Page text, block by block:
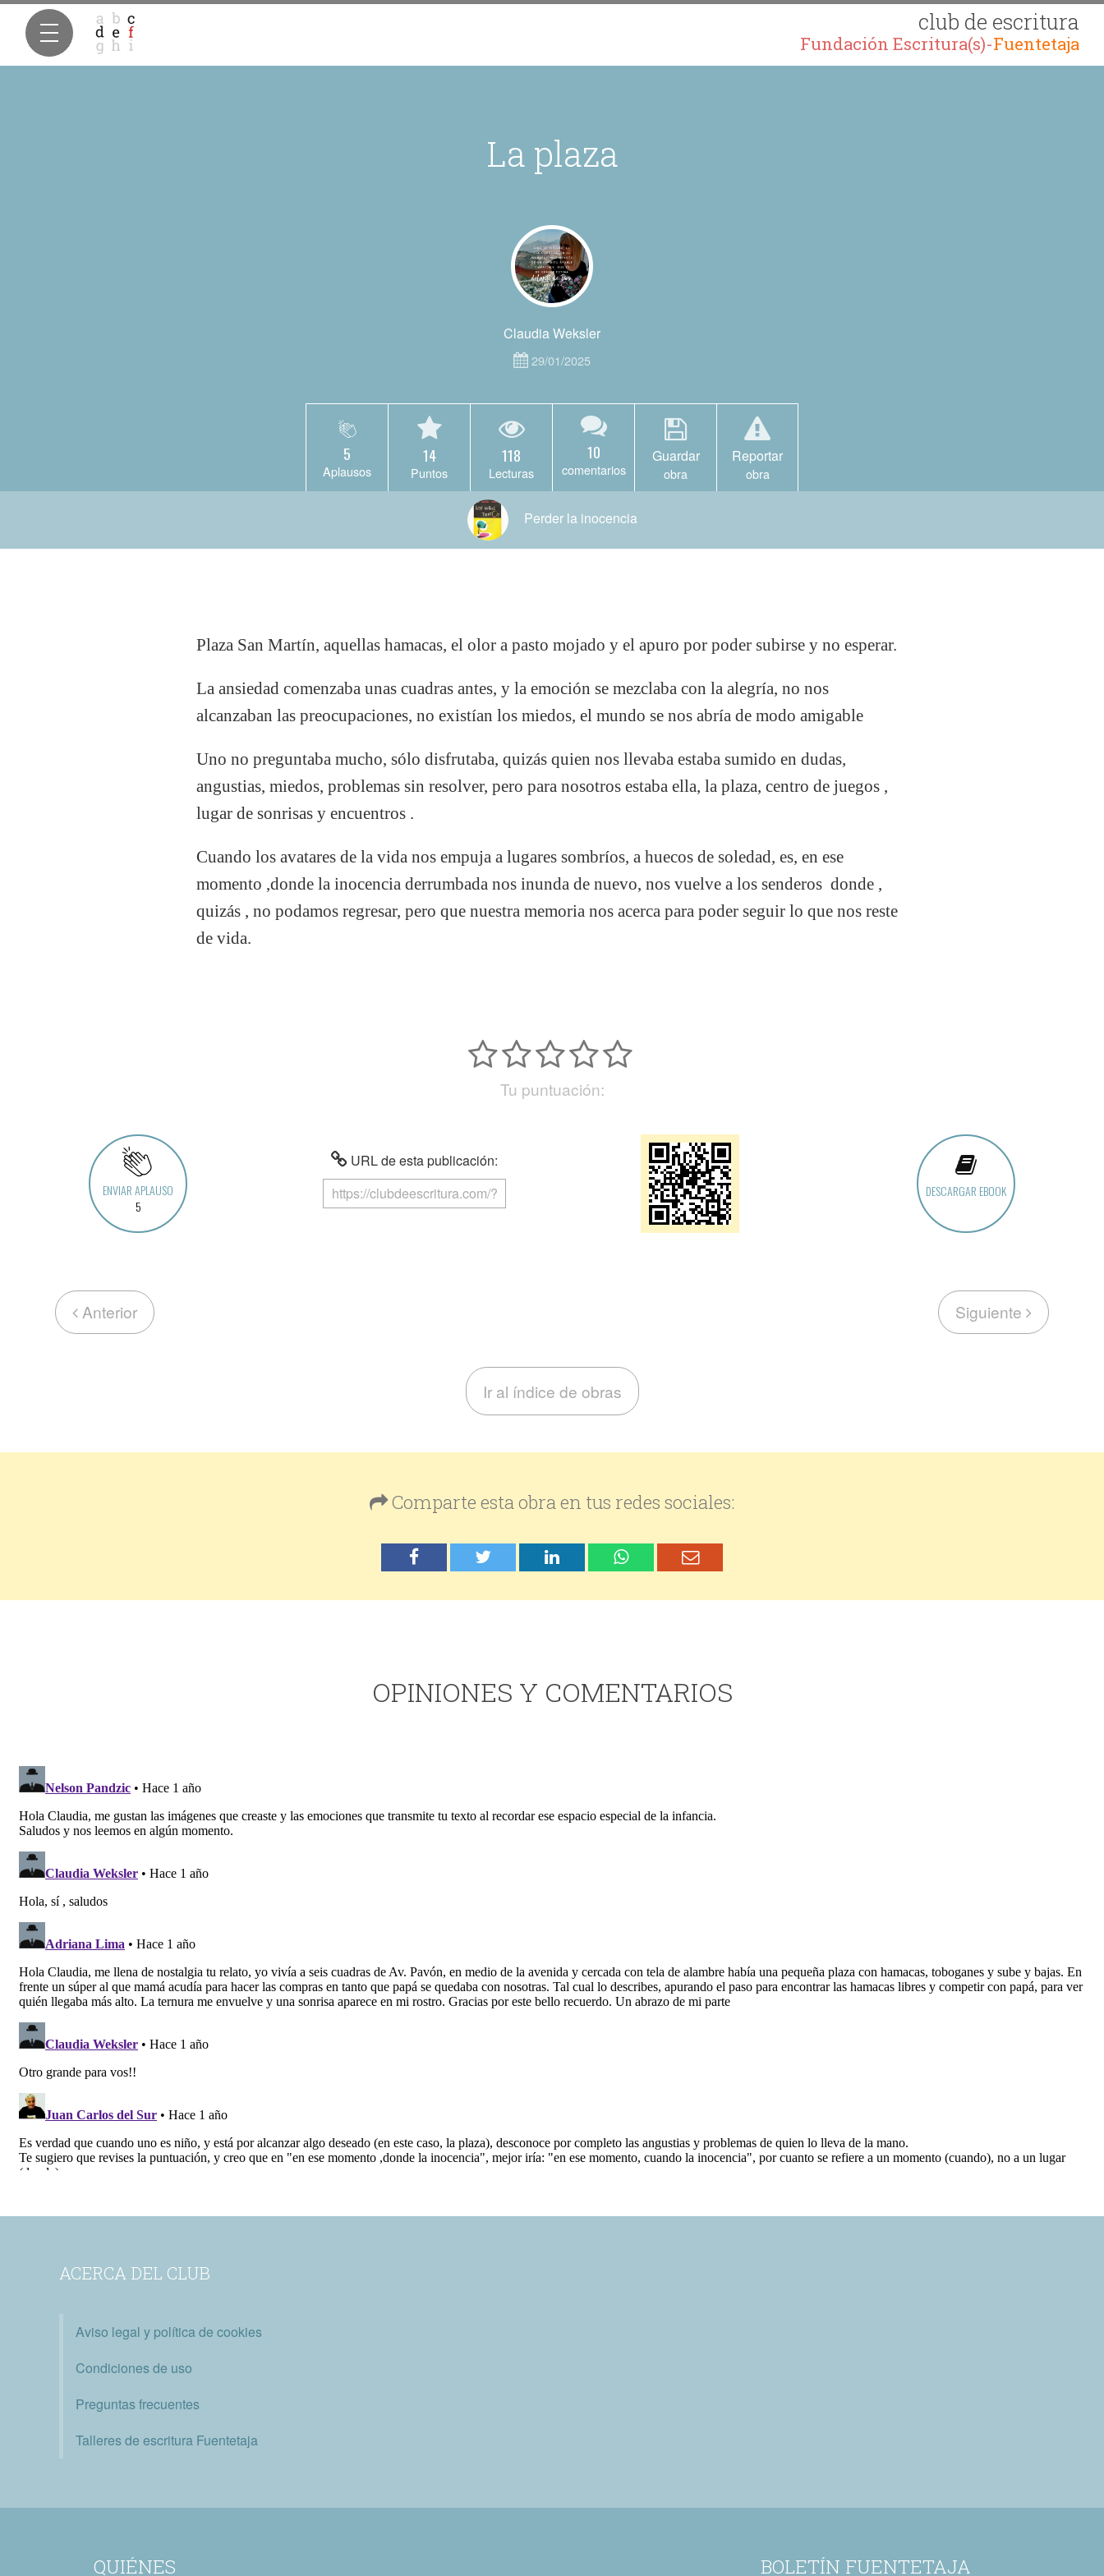
club de escritura
Fundación Escritura(s)-Fuentetaja
La plaza
Claudia Weksler
29/01/2025
5
Aplausos
14
Puntos
118
Lecturas
10
comentarios
Guardar
obra
Reportar
obra
Perder la inocencia
Plaza San Martín, aquellas hamacas, el olor a pasto mojado y el apuro por poder subirse y no esperar.
La ansiedad comenzaba unas cuadras antes, y la emoción se mezclaba con la alegría, no nos
alcanzaban las preocupaciones, no existían los miedos, el mundo se nos abría de modo amigable
Uno no preguntaba mucho, sólo disfrutaba, quizás quien nos llevaba estaba sumido en dudas,
angustias, miedos, problemas sin resolver, pero para nosotros estaba ella, la plaza, centro de juegos ,
lugar de sonrisas y encuentros .
Cuando los avatares de la vida nos empuja a lugares sombríos, a huecos de soledad, es, en ese
momento ,donde la inocencia derrumbada nos inunda de nuevo, nos vuelve a los senderos donde ,
quizás , no podamos regresar, pero que nuestra memoria nos acerca para poder seguir lo que nos reste
de vida.
Tu puntuación:
ENVIAR APLAUSO
5
URL de esta publicación:
DESCARGAR EBOOK
Anterior Siguiente
Ir al índice de obras
Comparte esta obra en tus redes sociales:
OPINIONES Y COMENTARIOS
ACERCA DEL CLUB
Aviso legal y política de cookies
Condiciones de uso
Preguntas frecuentes
Talleres de escritura Fuentetaja
QUIÉNES BOLETÍN FUENTETAJA